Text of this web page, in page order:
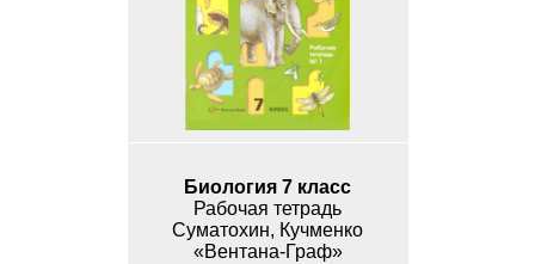
Биология 7 класс
Рабочая тетрадь
Суматохин, Кучменко
«Вентана-Граф»